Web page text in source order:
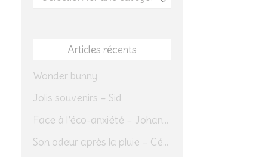
Articles récents
Wonder bunny
Jolis souvenirs – Sid
Face à l’éco-anxiété – Johannes Herrmann
Son odeur après la pluie – Cédric Sapin-Defour